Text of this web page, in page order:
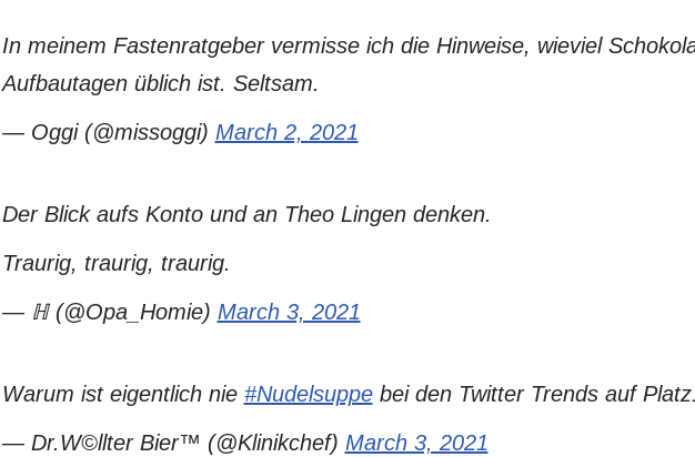
In meinem Fastenratgeber vermisse ich die Hinweise, wieviel
Aufbautagen üblich ist. Seltsam.
— Oggi (@missoggi) March 2, 2021
Der Blick aufs Konto und an Theo Lingen denken.
Traurig, traurig, traurig.
— ℍ (@Opa_Homie) March 3, 2021
Warum ist eigentlich nie #Nudelsuppebei den Twitter Trends auf
— Dr.W©llter Bier™ (@Klinikchef) March 3, 2021